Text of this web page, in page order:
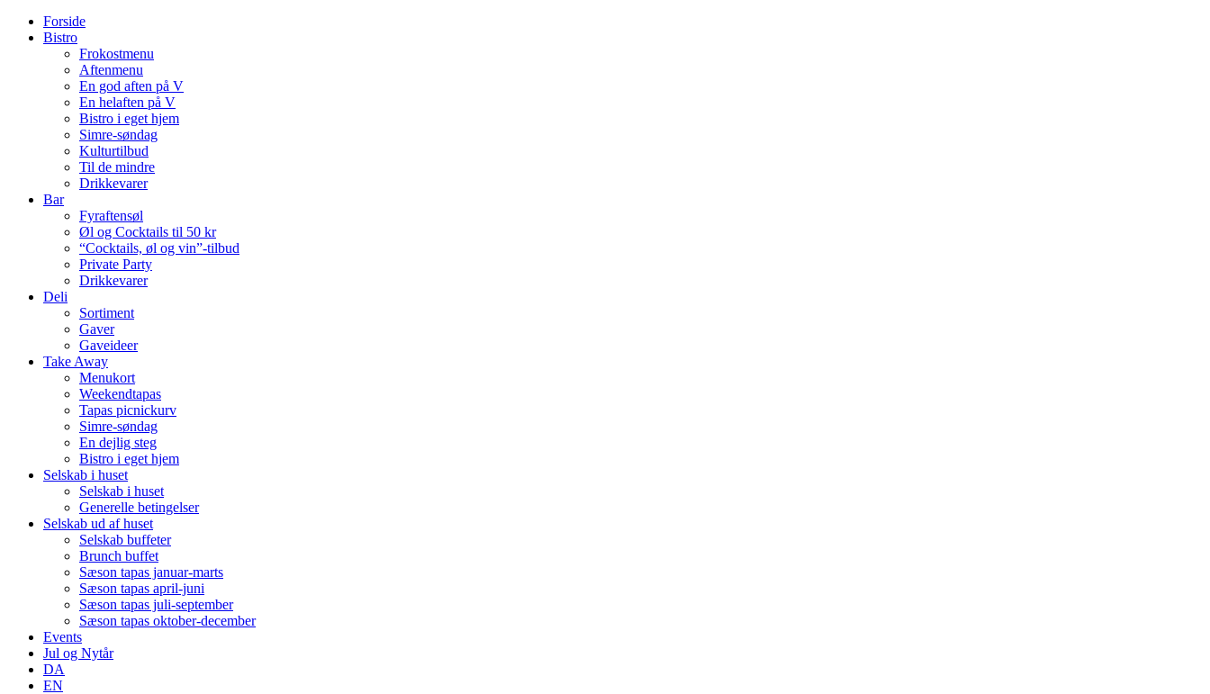
Forside
Bistro
Frokostmenu
Aftenmenu
En god aften på V
En helaften på V
Bistro i eget hjem
Simre-søndag
Kulturtilbud
Til de mindre
Drikkevarer
Bar
Fyraftensøl
Øl og Cocktails til 50 kr
“Cocktails, øl og vin”-tilbud
Private Party
Drikkevarer
Deli
Sortiment
Gaver
Gaveideer
Take Away
Menukort
Weekendtapas
Tapas picnickurv
Simre-søndag
En dejlig steg
Bistro i eget hjem
Selskab i huset
Selskab i huset
Generelle betingelser
Selskab ud af huset
Selskab buffeter
Brunch buffet
Sæson tapas januar-marts
Sæson tapas april-juni
Sæson tapas juli-september
Sæson tapas oktober-december
Events
Jul og Nytår
DA
EN